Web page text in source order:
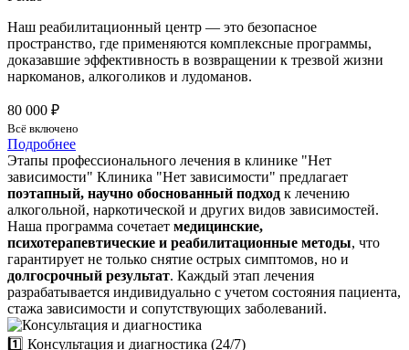
Наш реабилитационный центр — это безопасное
пространство, где применяются комплексные программы,
доказавшие эффективность в возвращении к трезвой жизни
наркоманов, алкоголиков и лудоманов.
80 000 ₽
Всё включено
Подробнее
Этапы профессионального лечения в клинике "Нет
зависимости" Клиника "Нет зависимости" предлагает
поэтапный, научно обоснованный подход к лечению
алкогольной, наркотической и других видов зависимостей.
Наша программа сочетает медицинские,
психотерапевтические и реабилитационные методы, что
гарантирует не только снятие острых симптомов, но и
долгосрочный результат. Каждый этап лечения
разрабатывается индивидуально с учетом состояния пациента,
стажа зависимости и сопутствующих заболеваний.
1️⃣ Консультация и диагностика (24/7)